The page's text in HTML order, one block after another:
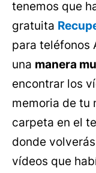
tenemos que
gratuita
para teléfonos
una manera
encontrar los
memoria de tu
carpeta en el
donde
vídeos que